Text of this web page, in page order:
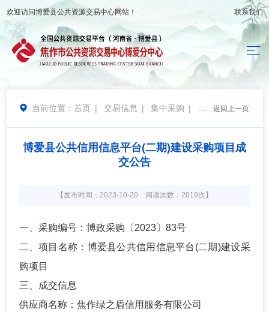
欢迎访问博爱县公共资源交易中心网站！ 联系我们
 当前位置： 首页 | 交易信息 | 集中采购 |
结
果公告
返回上一页
博爱县公共信用信息平台(二期)建设采购项目成
交公告
【发布时间：2023-10-20 阅读次数：2019次】
一、采购编号：博政采购〔2023〕83号
二、项目名称：博爱县公共信用信息平台(二期)建设采
购项目
三、成交信息
供应商名称：焦作绿之盾信用服务有限公司